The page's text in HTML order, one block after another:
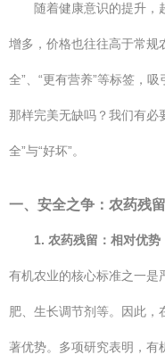
随着健康意识的提升，
增多，价格也往往高于常规
全”、“更有营养”等标签，
那样完美无缺吗？我们有必
全”与“好坏”。
一、安全之争：农药残
1. 农药残留：相对优势
有机农业的核心标准之一是
肥、生长调节剂等。因此，
著优势。多项研究表明，有